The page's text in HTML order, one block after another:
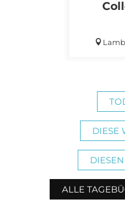
DIESE
ALLE